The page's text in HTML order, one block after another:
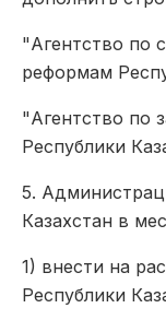
"Агентство по
реформам
"Агентство по
Республики
5.
Казахстан в
1) внести на
Республики